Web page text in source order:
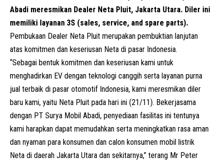
Abadi meresmikan Dealer Neta Pluit, Jakarta Utara. Diler ini
memiliki layanan 3S (sales, service, and spare parts).
Pembukaan Dealer Neta Pluit merupakan pembuktian lanjutan
atas komitmen dan keseriusan Neta di pasar Indonesia.
“Sebagai bentuk komitmen dan keseriusan kami untuk
menghadirkan EV dengan teknologi canggih serta layanan purna
jual terbaik di pasar otomotif Indonesia, kami meresmikan diler
baru kami, yaitu Neta Pluit pada hari ini (21/11). Bekerjasama
dengan PT Surya Mobil Abadi, penyediaan fasilitas ini tentunya
kami harapkan dapat memudahkan serta meningkatkan rasa aman
dan nyaman para konsumen dan calon konsumen mobil listrik
Neta di daerah Jakarta Utara dan sekitarnya,” terang Mr Peter